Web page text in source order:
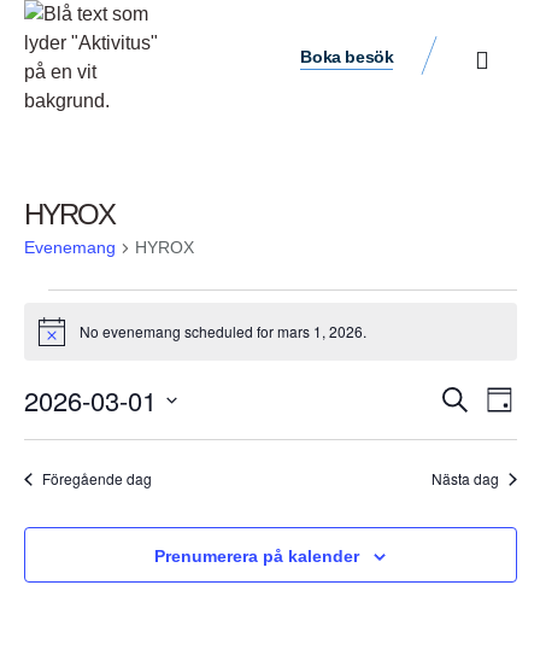
Boka besök
HYROX
Evenemang HYROX
Notis No evenemang scheduled for mars 1, 2026.
Search
and
Sök
Dag
2026-03-01
Föregående dag Nästa dag
Prenumerera på kalender